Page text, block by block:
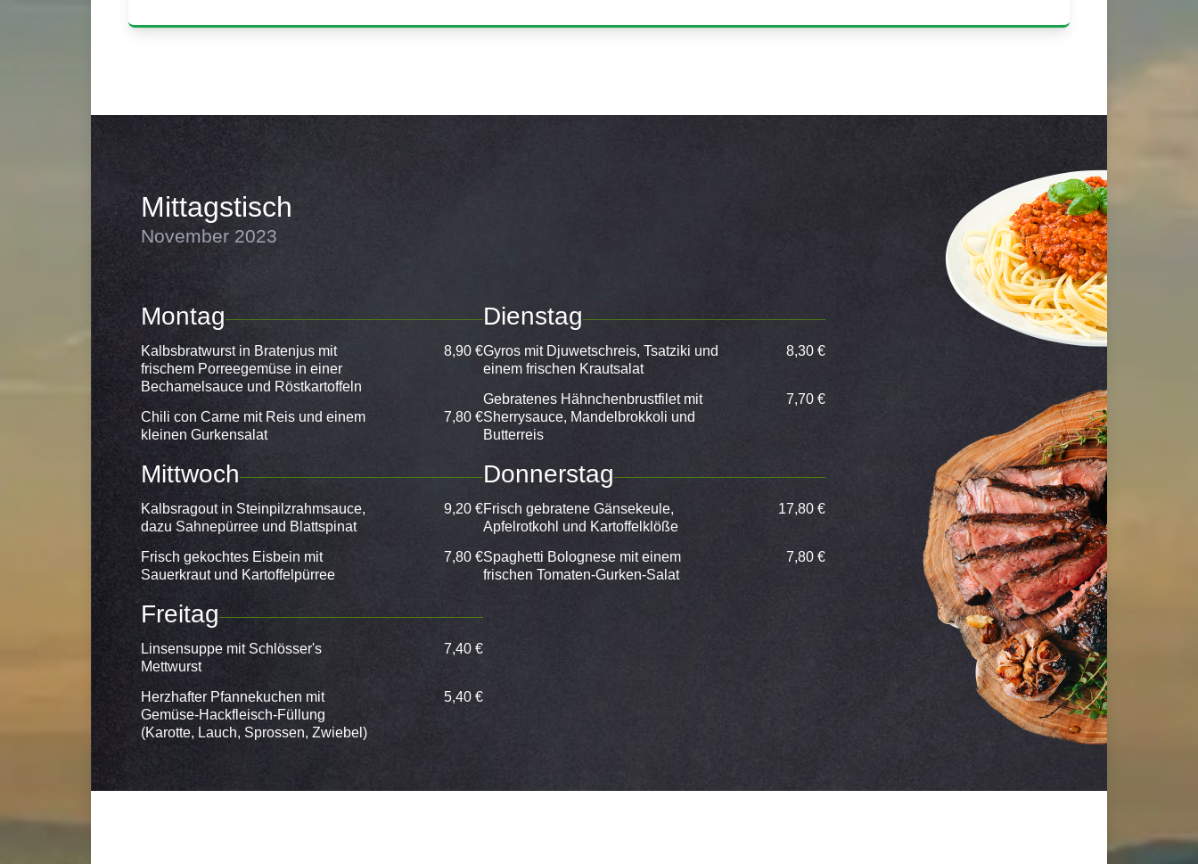
Mittagstisch
November 2023
Montag
Kalbsbratwurst in Bratenjus mit
frischem Porreegemüse in einer
Bechamelsauce und Röstkartoffeln
8,90 €
Chili con Carne mit Reis und einem
kleinen Gurkensalat
7,80 €
Dienstag
Gyros mit Djuwetschreis, Tsatziki und
einem frischen Krautsalat
8,30 €
Gebratenes Hähnchenbrustfilet mit
Sherrysauce, Mandelbrokkoli und
Butterreis
7,70 €
Mittwoch
Kalbsragout in Steinpilzrahmsauce,
dazu Sahnepürree und Blattspinat
9,20 €
Frisch gekochtes Eisbein mit
Sauerkraut und Kartoffelpürree
7,80 €
Donnerstag
Frisch gebratene Gänsekeule,
Apfelrotkohl und Kartoffelklöße
17,80 €
Spaghetti Bolognese mit einem
frischen Tomaten-Gurken-Salat
7,80 €
Freitag
Linsensuppe mit Schlösser's
Mettwurst
7,40 €
Herzhafter Pfannekuchen mit
Gemüse-Hackfleisch-Füllung
(Karotte, Lauch, Sprossen, Zwiebel)
5,40 €